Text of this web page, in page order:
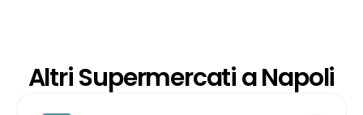
Altri Supermercati a Napoli